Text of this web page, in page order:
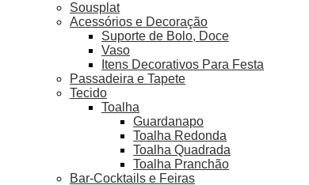
Sousplat
Acessórios e Decoração
Suporte de Bolo, Doce
Vaso
Itens Decorativos Para Festa
Passadeira e Tapete
Tecido
Toalha
Guardanapo
Toalha Redonda
Toalha Quadrada
Toalha Pranchão
Bar-Cocktails e Feiras